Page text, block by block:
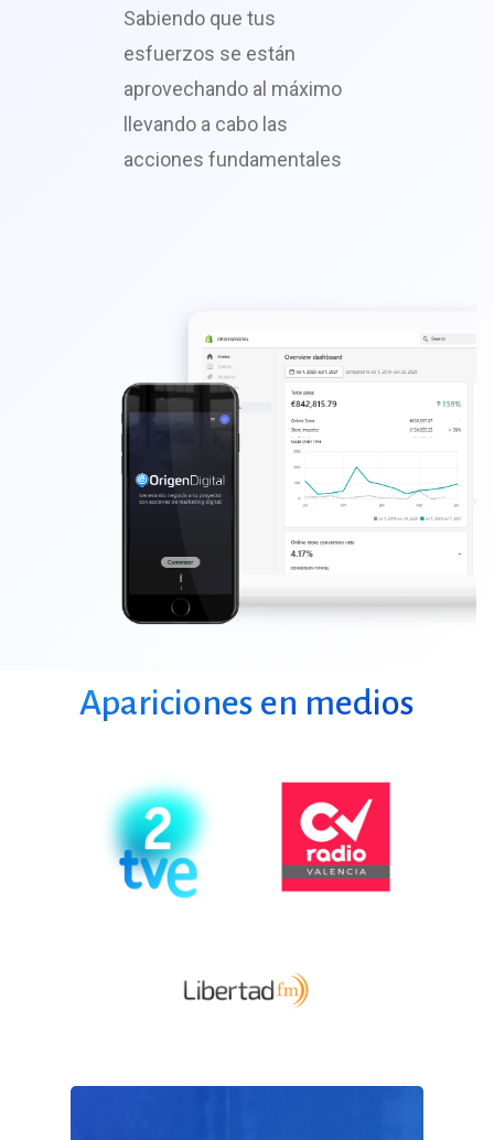
Sabiendo que tus
esfuerzos se están
aprovechando al máximo
llevando a cabo las
acciones fundamentales
Apariciones en medios